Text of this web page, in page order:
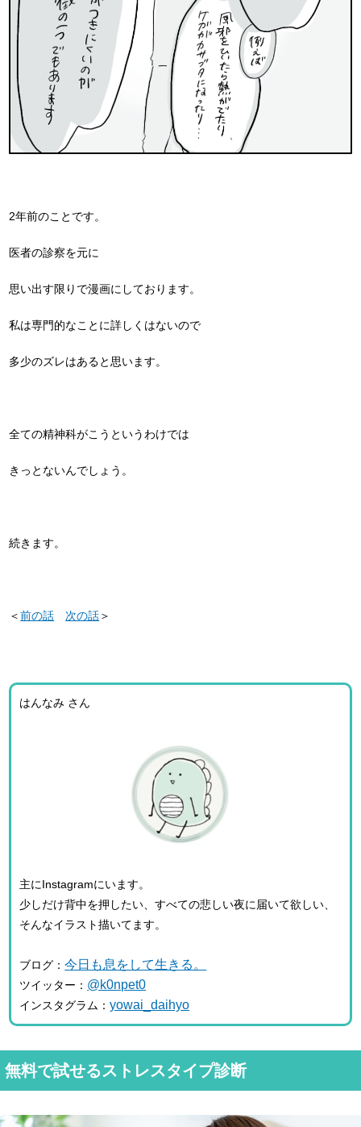
2年前のことです。
医者の診察を元に
思い出す限りで漫画にしております。
私は専門的なことに詳しくはないので
多少のズレはあると思います。
全ての精神科がこうというわけでは
きっとないんでしょう。
続きます。
＜前の話 次の話＞
はんなみ さん
主にInstagramにいます。
少しだけ背中を押したい、すべての悲しい夜に届いて欲しい、
そんなイラスト描いてます。
ブログ：今日も息をして生きる。
ツイッター： @k0npet0
インスタグラム：yowai_daihyo
無料で試せるストレスタイプ診断